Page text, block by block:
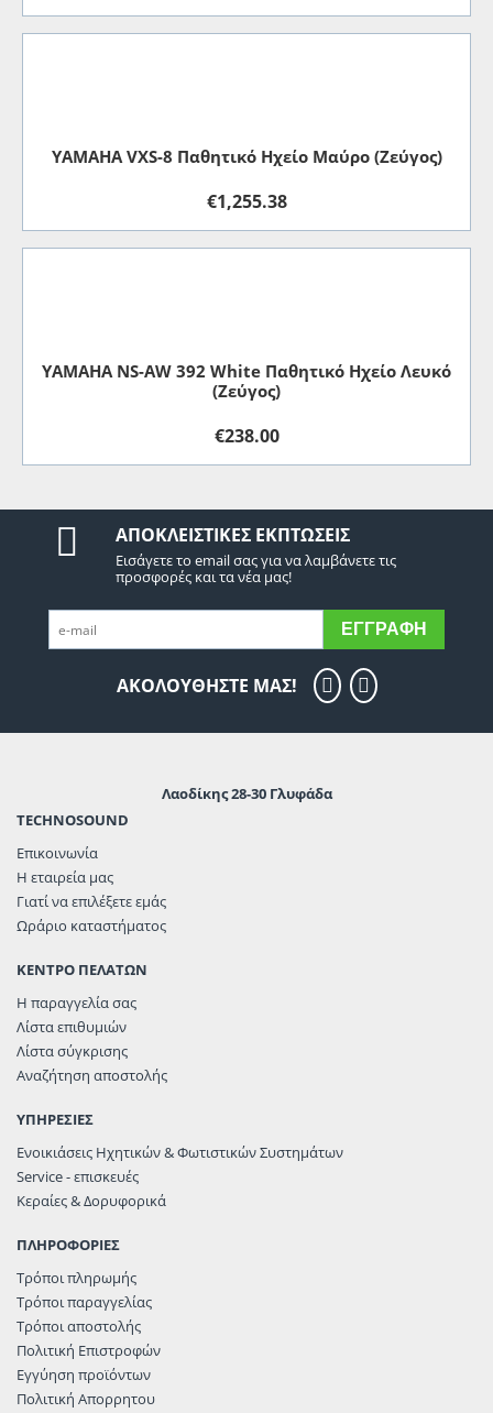
YAMAHA VXS-8 Παθητικό Ηχείο Μαύρο (Ζεύγος)
€1,255.38
YAMAHA NS-AW 392 White Παθητικό Ηχείο Λευκό
(Ζεύγος)
€238.00
ΑΠΟΚΛΕΙΣΤΙΚΈΣ ΕΚΠΤΏΣΕΙΣ
Εισάγετε το email σας για να λαμβάνετε τις
προσφορές και τα νέα μας!
ΕΓΓΡΑΦΉ
ΑΚΟΛΟΥΘΗΣΤΕ ΜΑΣ!
Λαοδίκης 28-30 Γλυφάδα
TECHNOSOUND
Επικοινωνία
Η εταιρεία μας
Γιατί να επιλέξετε εμάς
Ωράριο καταστήματος
ΚΕΝΤΡΟ ΠΕΛΑΤΩΝ
Η παραγγελία σας
Λίστα επιθυμιών
Λίστα σύγκρισης
Αναζήτηση αποστολής
ΥΠΗΡΕΣΙΕΣ
Ενοικιάσεις Ηχητικών & Φωτιστικών Συστημάτων
Service - επισκευές
Κεραίες & Δορυφορικά
ΠΛΗΡΟΦΟΡΙΕΣ
Τρόποι πληρωμής
Τρόποι παραγγελίας
Τρόποι αποστολής
Πολιτική Επιστροφών
Εγγύηση προϊόντων
Πολιτική Απορρητου